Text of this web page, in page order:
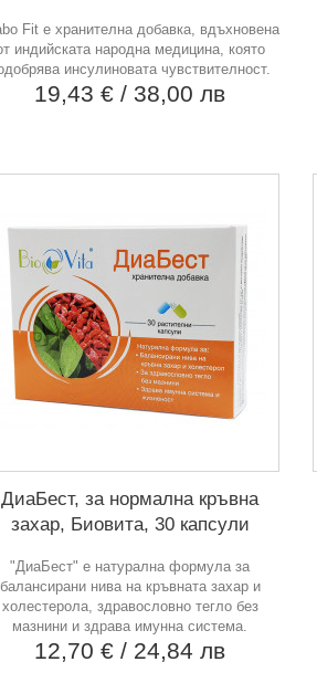
Fit е хранителна добавка, вдъхновена
индийската народна медицина, която
инсулиновата чувствителност.
19,43 €/ 38,00 лв
ДиаБест, за нормална кръвна
захар, Биовита, 30 капсули
"ДиаБест" е натурална формула за
балансирани нива на кръвната захар и
холестерола, здравословно тегло без
мазнини и здрава имунна система.
12,70 €/ 24,84 лв